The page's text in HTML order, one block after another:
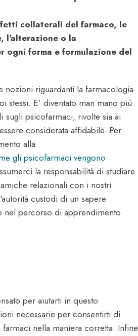
collaterali del farmaco, le
l'alterazione o la
ogni forma e formulazione del
nozioni riguardanti la farmacologia
stessi. E’ diventato man mano più
psicofarmaci, rivolte sia ai
considerata affidabile. Per
alla
gli psicofarmaci vengono
la responsabilità di studiare
relazionali con i nostri
custodi di un sapere
nel percorso di apprendimento
per aiutarti in questo
necessarie per consentirti di
nella maniera corretta. Infine